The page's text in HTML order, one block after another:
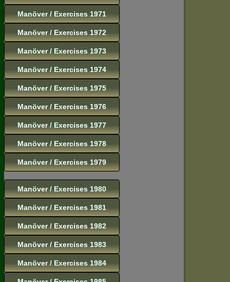
Manöver / Exercises 1971
Manöver / Exercises 1972
Manöver / Exercises 1973
Manöver / Exercises 1974
Manöver / Exercises 1975
Manöver / Exercises 1976
Manöver / Exercises 1977
Manöver / Exercises 1978
Manöver / Exercises 1979
Manöver / Exercises 1980
Manöver / Exercises 1981
Manöver / Exercises 1982
Manöver / Exercises 1983
Manöver / Exercises 1984